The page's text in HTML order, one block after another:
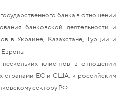
банка в отношении
банковской деятельности и
в Украине, Казахстане, Турции и
Европы
нескольких клиентов в отношении
странами ЕС и США, к российским
сектору РФ